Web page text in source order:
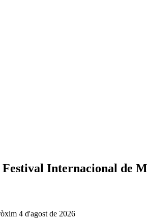
Internacional de
4 d'agost de 2026